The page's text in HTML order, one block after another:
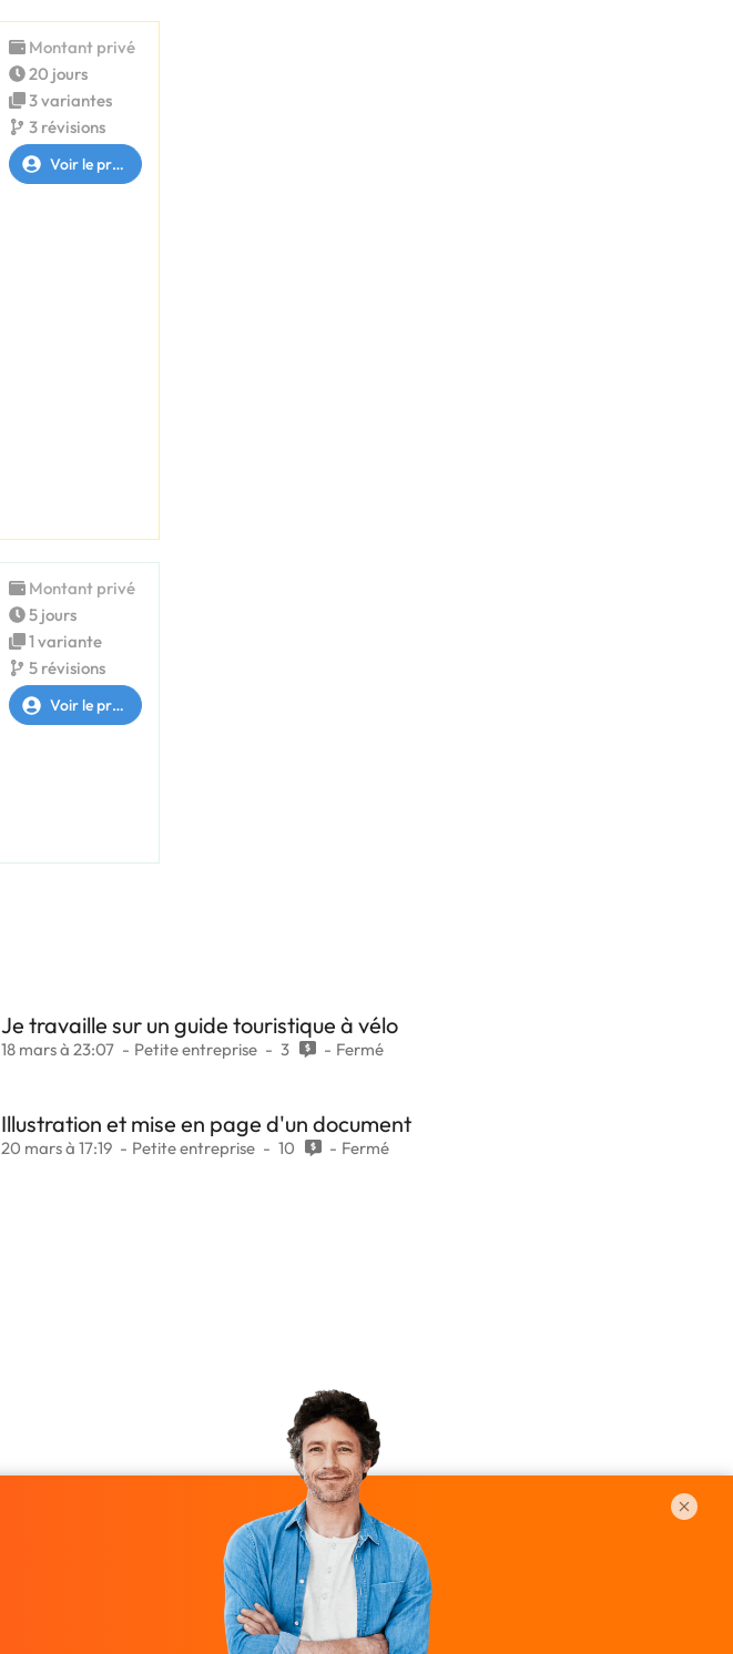
Montant privé
20 jours
3 variantes
3 révisions
Voir le profil
Montant privé
5 jours
1 variante
5 révisions
Voir le profil
Je travaille sur un guide touristique à vélo
18 mars à 23:07 Petite entreprise 3 Fermé
Illustration et mise en page d'un document
20 mars à 17:19 Petite entreprise 10 Fermé